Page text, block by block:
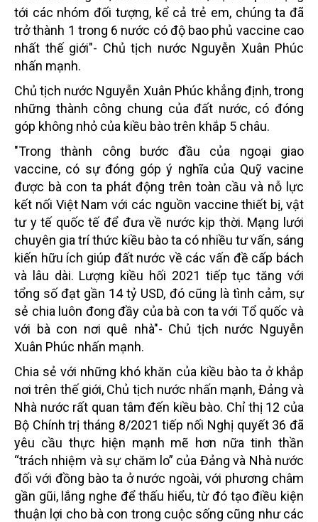
tới các nhóm đối tượng, kể cả trẻ em, chúng ta đã
trở thành 1 trong 6 nước có độ bao phủ vaccine cao
nhất thế giới"- Chủ tịch nước Nguyễn Xuân Phúc
nhấn mạnh.
Chủ tịch nước Nguyễn Xuân Phúc khẳng định, trong
những thành công chung của đất nước, có đóng
góp không nhỏ của kiều bào trên khắp 5 châu.
"Trong thành công bước đầu của ngoại giao
vaccine, có sự đóng góp ý nghĩa của Quỹ vacine
được bà con ta phát động trên toàn cầu và nỗ lực
kết nối Việt Nam với các nguồn vaccine thiết bị, vật
tư y tế quốc tế để đưa về nước kịp thời. Mạng lưới
chuyên gia trí thức kiều bào ta có nhiều tư vấn, sáng
kiến hữu ích giúp đất nước về các vấn đề cấp bách
và lâu dài. Lượng kiều hối 2021 tiếp tục tăng với
tổng số đạt gần 14 tỷ USD, đó cũng là tình cảm, sự
sẻ chia luôn đong đầy của bà con ta với Tổ quốc và
với bà con nơi quê nhà"- Chủ tịch nước Nguyễn
Xuân Phúc nhấn mạnh.
Chia sẻ với những khó khăn của kiều bào ta ở khắp
nơi trên thế giới, Chủ tịch nước nhấn mạnh, Đảng và
Nhà nước rất quan tâm đến kiều bào. Chỉ thị 12 của
Bộ Chính trị tháng 8/2021 tiếp nối Nghị quyết 36 đã
yêu cầu thực hiện mạnh mẽ hơn nữa tinh thần
“trách nhiệm và sự chăm lo” của Đảng và Nhà nước
đối với đồng bào ta ở nước ngoài, với phương châm
gần gũi, lắng nghe để thấu hiểu, từ đó tạo điều kiện
thuận lợi cho bà con trong cuộc sống cũng như các